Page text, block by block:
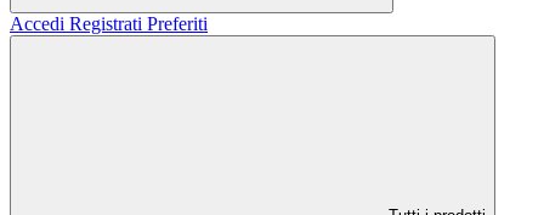
Accedi Registrati Preferiti